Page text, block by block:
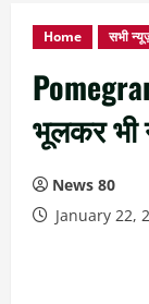
Home सभी
भूलकर भी
News 80
January 22,